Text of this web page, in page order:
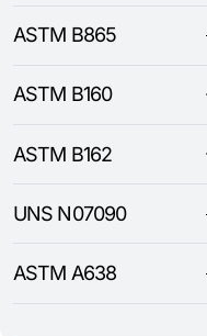
ASTM B865
ASTM B160
ASTM B162
UNS N07090
ASTM A638